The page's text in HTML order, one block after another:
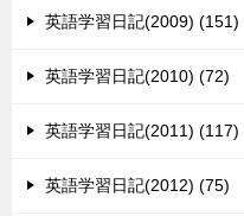
英語学習日記(2009) (151)
英語学習日記(2010) (72)
英語学習日記(2011) (117)
英語学習日記(2012) (75)